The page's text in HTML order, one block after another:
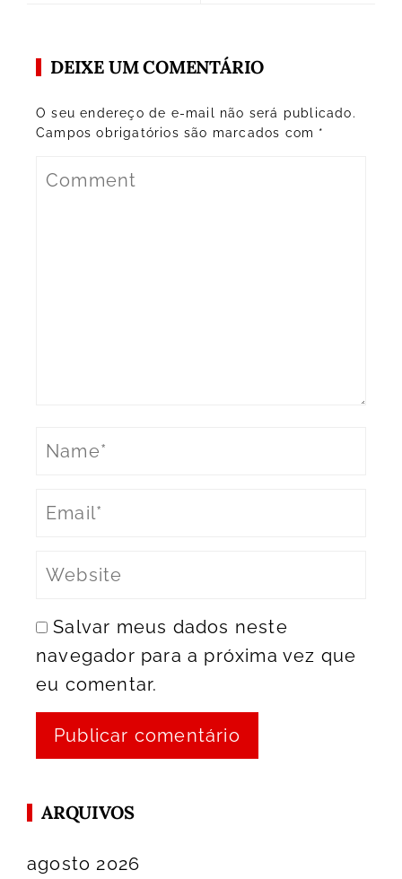
DEIXE UM COMENTÁRIO
O seu endereço de e-mail não será publicado.
Campos obrigatórios são marcados com *
Salvar meus dados neste
navegador para a próxima vez que
eu comentar.
ARQUIVOS
agosto 2026